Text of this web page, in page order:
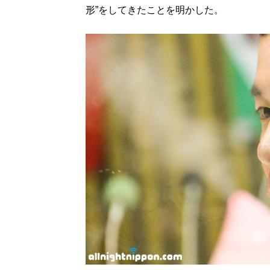
形”をしてきたことを明かした。